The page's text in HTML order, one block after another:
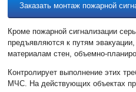
Заказать монтаж пожарной
Кроме пожарной сигнализации
предъявляются к путям
материалам стен, объемно-
Контролирует выполнение этих
МЧС. На действующих объектах